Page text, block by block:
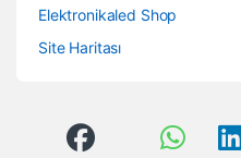
Elektronikaled Shop
Site Haritası